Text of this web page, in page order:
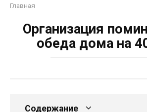
Главная
Организация
обеда дома на
Содержание